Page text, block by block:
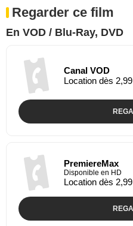
Regarder ce film
En VOD / Blu-Ray, DVD
Canal VOD
Location dès
PremiereMax
Disponible en HD
Location dès